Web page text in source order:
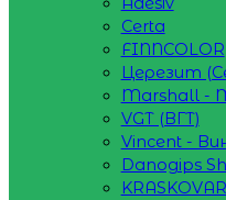
Certa
FINNCOLOR
Церезит
Marshall -
VGT (ВГТ)
Vincent -
Danogips
KRASKOVAR